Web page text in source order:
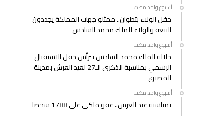
‫‫‫‏‫أسبوع واحد مضت‬
حفل الولاء بتطوان.. ممثلو جهات المملكة يجددون
البيعة والولاء للملك محمد السادس
‫‫‫‏‫أسبوع واحد مضت‬
جلالة الملك محمد السادس يترأس حفل الاستقبال
الرسمي بمناسبة الذكرى الـ27 لعيد العرش بمدينة
المضيق
‫‫‫‏‫أسبوع واحد مضت‬
بمناسبة عيد العرش.. عفو ملكي على 1788 شخصا